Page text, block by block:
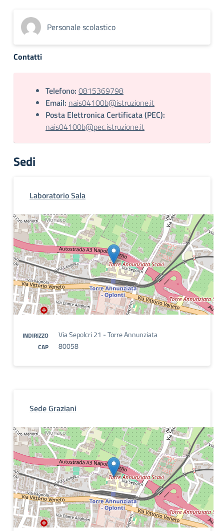
Personale scolastico
Contatti
Telefono: 0815369798
Email: nais04100b@istruzione.it
Posta Elettronica Certificata (PEC):
nais04100b@pec.istruzione.it
Sedi
Laboratorio Sala
INDIRIZZO Via Sepolcri 21 - Torre Annunziata
CAP 80058
Sede Graziani